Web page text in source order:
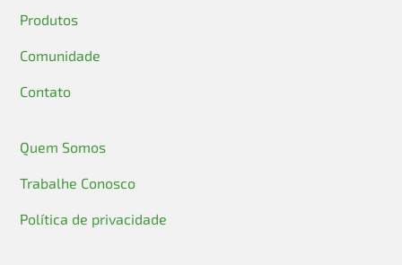
Produtos
Comunidade
Contato
Quem Somos
Trabalhe Conosco
Política de privacidade